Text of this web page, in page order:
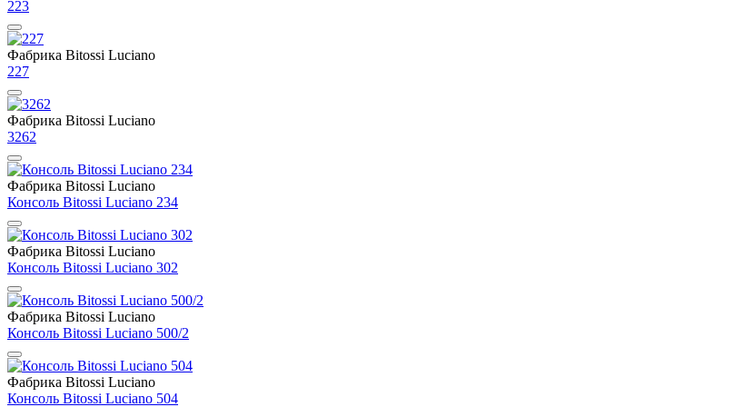
223
Фабрика Bitossi Luciano
227
Фабрика Bitossi Luciano
3262
Фабрика Bitossi Luciano
Консоль Bitossi Luciano 234
Фабрика Bitossi Luciano
Консоль Bitossi Luciano 302
Фабрика Bitossi Luciano
Консоль Bitossi Luciano 500/2
Фабрика Bitossi Luciano
Консоль Bitossi Luciano 504